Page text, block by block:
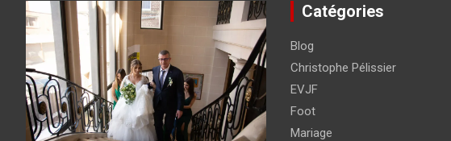
Catégories
Blog
Christophe Pélissier
EVJF
Foot
Mariage